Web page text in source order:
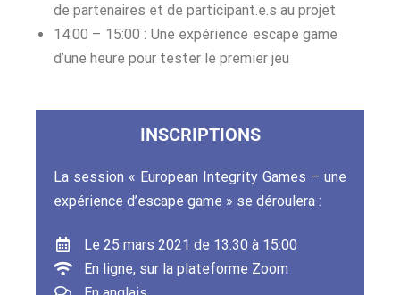
de partenaires et de participant.e.s au projet
14:00 – 15:00 : Une expérience escape game
d’une heure pour tester le premier jeu
INSCRIPTIONS
La session « European Integrity Games – une
expérience d’escape game » se déroulera :
Le 25 mars 2021 de 13:30 à 15:00
En ligne, sur la plateforme Zoom